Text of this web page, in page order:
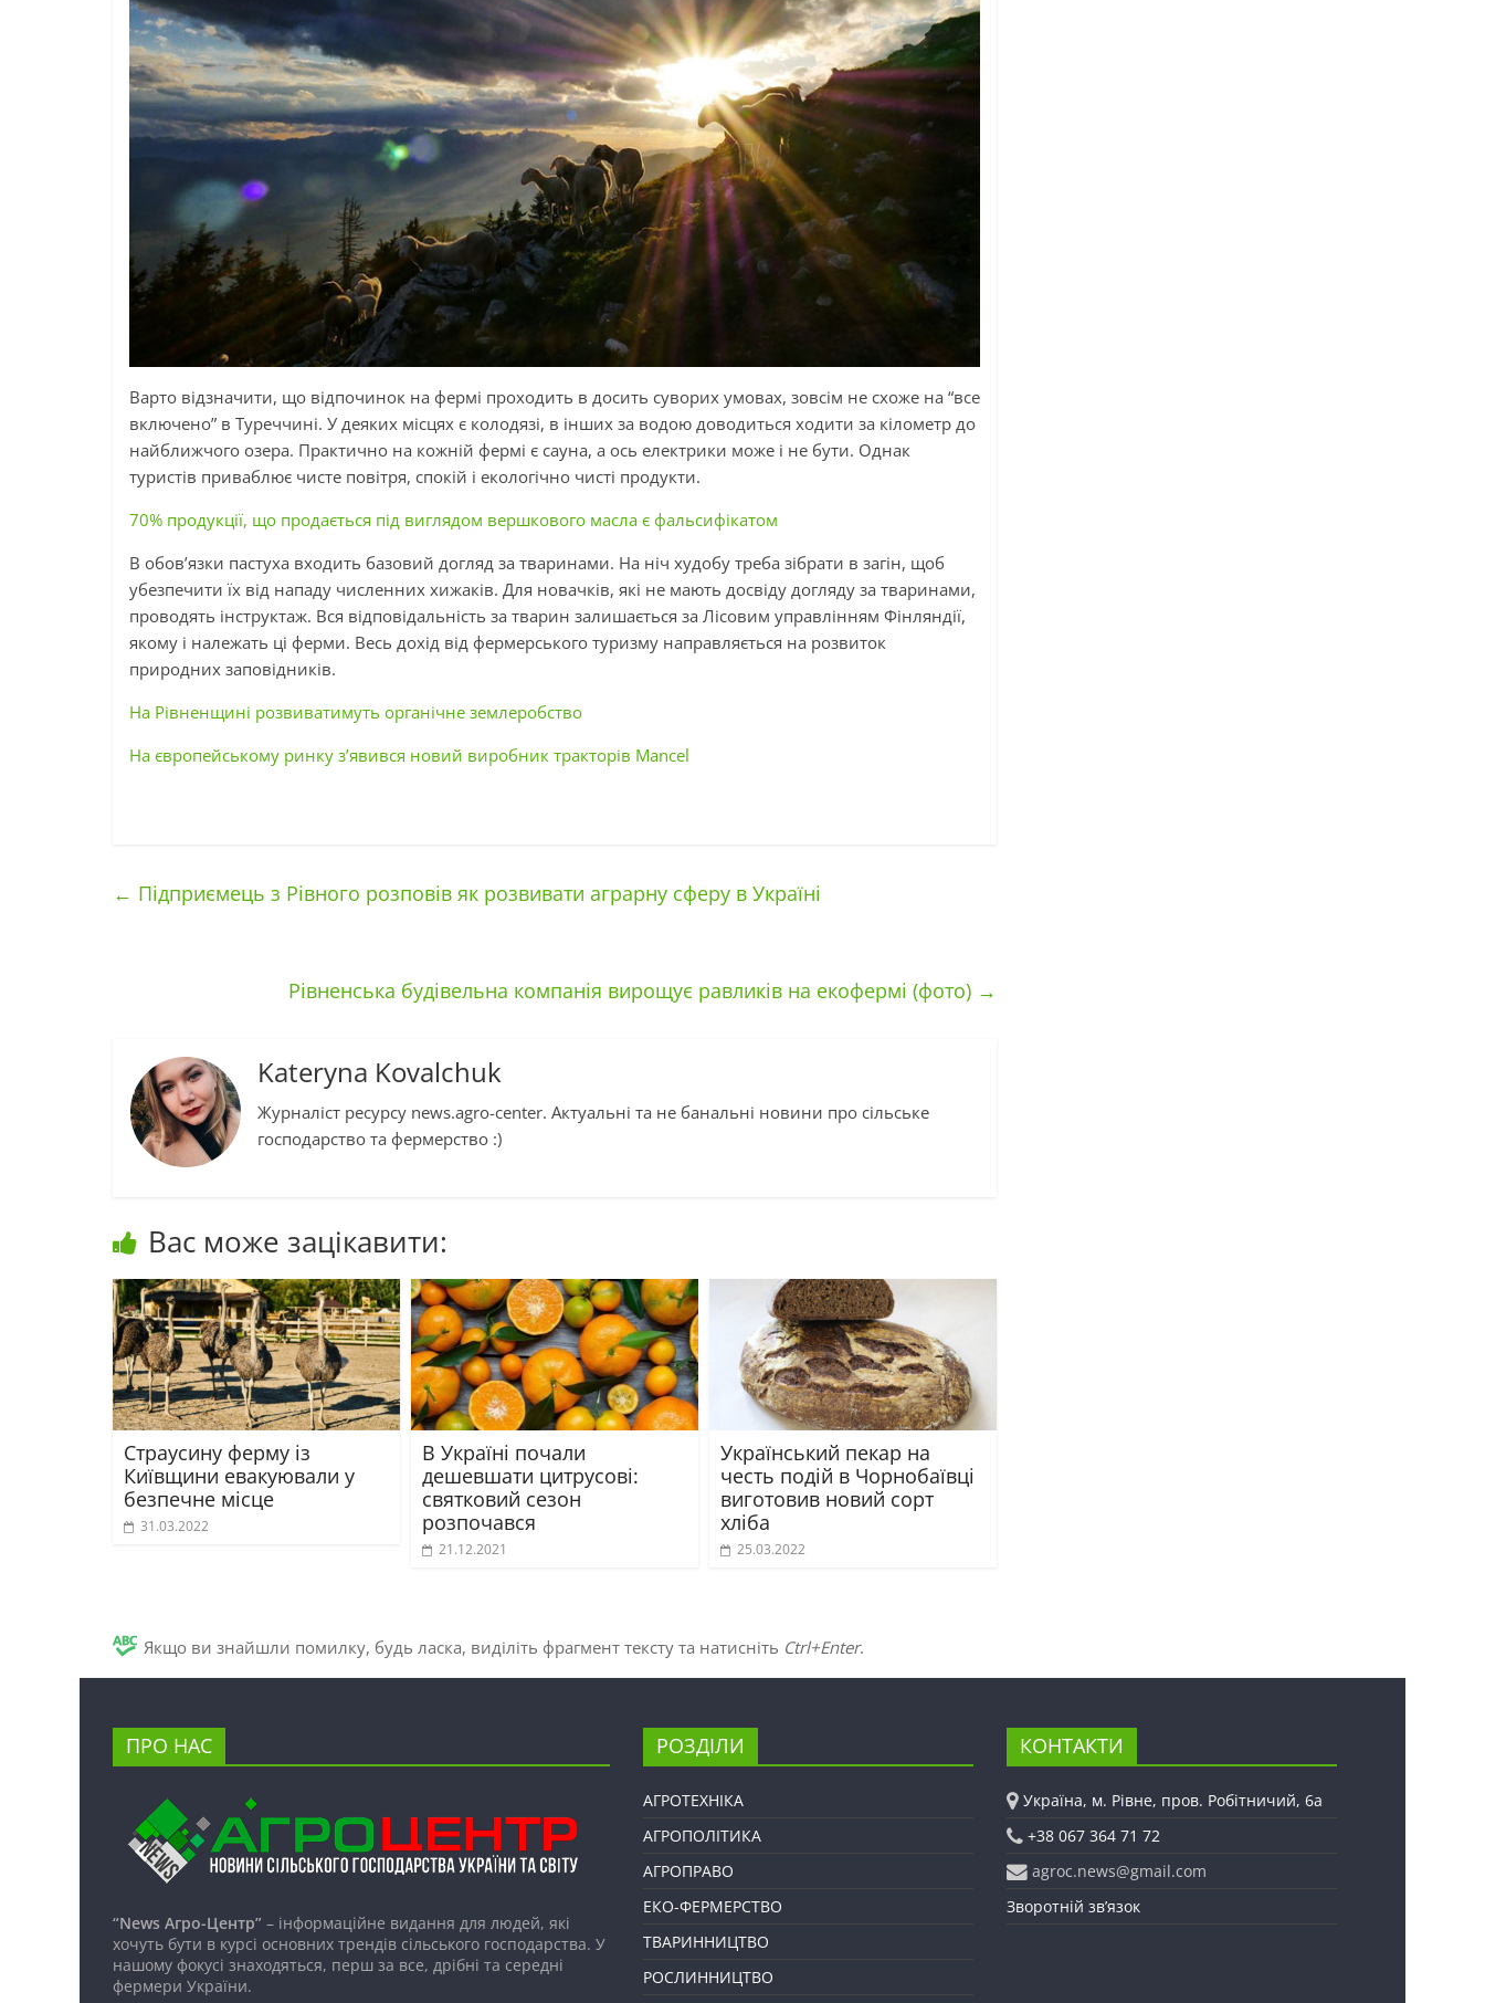
Варто відзначити, що відпочинок на фермі проходить в досить суворих умовах, зовсім не схоже на “все
включено” в Туреччині. У деяких місцях є колодязі, в інших за водою доводиться ходити за кілометр до
найближчого озера. Практично на кожній фермі є сауна, а ось електрики може і не бути. Однак
туристів приваблює чисте повітря, спокій і екологічно чисті продукти.
70% продукції, що продається під виглядом вершкового масла є фальсифікатом
В обов’язки пастуха входить базовий догляд за тваринами. На ніч худобу треба зібрати в загін, щоб
убезпечити їх від нападу численних хижаків. Для новачків, які не мають досвіду догляду за тваринами,
проводять інструктаж. Вся відповідальність за тварин залишається за Лісовим управлінням Фінляндії,
якому і належать ці ферми. Весь дохід від фермерського туризму направляється на розвиток
природних заповідників.
На Рівненщині розвиватимуть органічне землеробство
На європейському ринку з’явився новий виробник тракторів Mancel
← Підприємець з Рівного розповів як розвивати аграрну сферу в Україні
Рівненська будівельна компанія вирощує равликів на екофермі (фото) →
Kateryna Kovalchuk
Журналіст ресурсу news.agro-center. Актуальні та не банальні новини про сільське
господарство та фермерство :)
Вас може зацікавити:
Страусину ферму із
Київщини евакуювали у
безпечне місце
31.03.2022
В Україні почали
дешевшати цитрусові:
святковий сезон
розпочався
21.12.2021
Український пекар на
честь подій в Чорнобаївці
виготовив новий сорт
хліба
25.03.2022
Якщо ви знайшли помилку, будь ласка, виділіть фрагмент тексту та натисніть Ctrl+Enter.
ПРО НАС
“News Агро-Центр” – інформаційне видання для людей, які
хочуть бути в курсі основних трендів сільського господарства. У
нашому фокусі знаходяться, перш за все, дрібні та середні
фермери України.
РОЗДІЛИ
АГРОТЕХНІКА
АГРОПОЛІТИКА
АГРОПРАВО
ЕКО-ФЕРМЕРСТВО
ТВАРИННИЦТВО
РОСЛИННИЦТВО
КОНТАКТИ
Україна, м. Рівне, пров. Робітничий, 6а
+38 067 364 71 72
agroc.news@gmail.com
Зворотній зв’язок